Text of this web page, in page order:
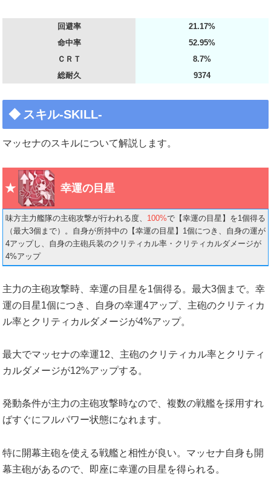
回避率
21.17%
命中率
52.95%
ＣＲＴ
8.7%
総耐久
9374
スキル-SKILL-
マッセナのスキルについて解説します。
幸運の目星
味方主力艦隊の主砲攻撃が行われる度、 100%で【幸運の目星】を1個得る
（最大3個まで）。自身が所持中の【幸運の目星】1個につき、自身の運が
4アップし、自身の主砲兵装のクリティカル率・クリティカルダメージが
4%アップ
主力の主砲攻撃時、幸運の目星を1個得る。最大3個まで。幸
運の目星1個につき、自身の幸運4アップ、主砲のクリティカ
ル率とクリティカルダメージが4%アップ。
最大でマッセナの幸運12、主砲のクリティカル率とクリティ
カルダメージが12%アップする。
発動条件が主力の主砲攻撃時なので、複数の戦艦を採用すれ
ばすぐにフルパワー状態になれます。
特に開幕主砲を使える戦艦と相性が良い。マッセナ自身も開
幕主砲があるので、即座に幸運の目星を得られる。